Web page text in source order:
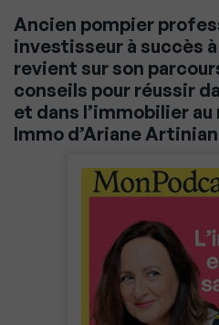
Ancien pompier
investisseur à succès à
revient sur son
conseils pour réussir
et dans l’immobilier
Immo d’Ariane